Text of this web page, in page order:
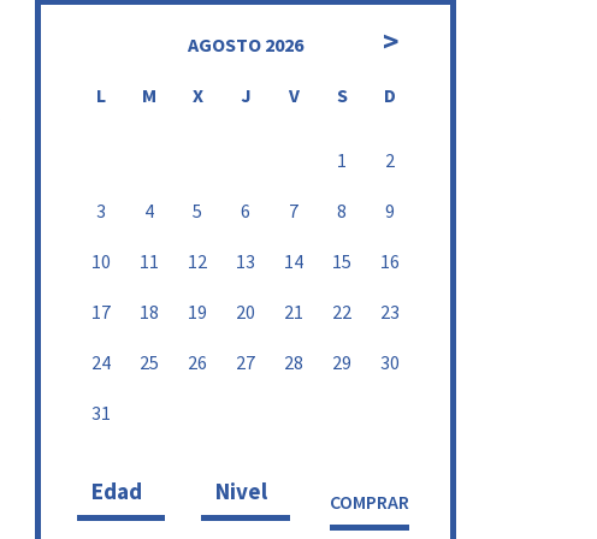
AGOSTO 2026 >
L M X J V S D
1 2
3 4 5 6 7 8 9
10 11 12 13 14 15 16
17 18 19 20 21 22 23
24 25 26 27 28 29 30
31
Edad Nivel COMPRAR